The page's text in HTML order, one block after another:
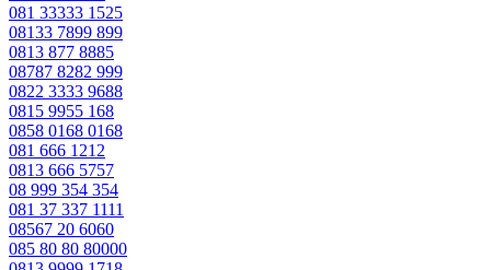
081 33333 1525
08133 7899 899
0813 877 8885
08787 8282 999
0822 3333 9688
0815 9955 168
0858 0168 0168
081 666 1212
0813 666 5757
08 999 354 354
081 37 337 1111
08567 20 6060
085 80 80 80000